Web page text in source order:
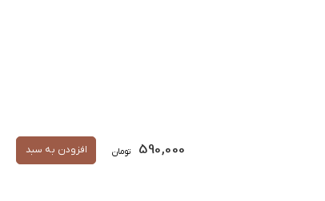
افزودن به سبد تومان 590,000